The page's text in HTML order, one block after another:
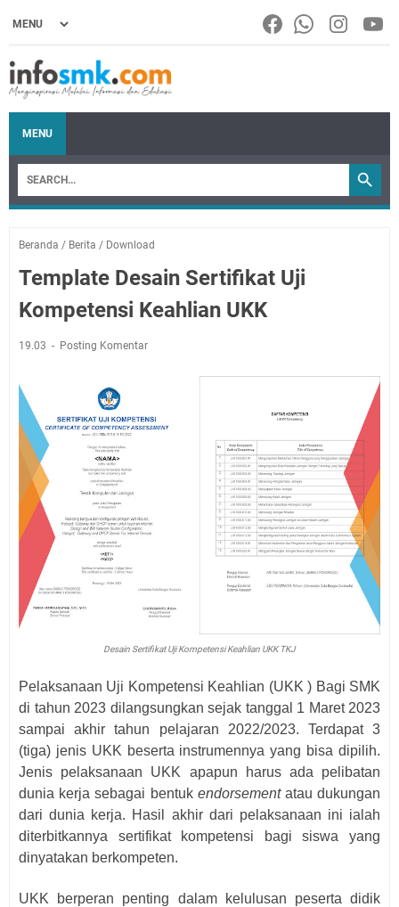
MENU
Beranda / Berita / Download
Template Desain Sertifikat Uji
Kompetensi Keahlian UKK
19.03 Posting Komentar
Desain Sertifikat Uji Kompetensi Keahlian UKK TKJ
Pelaksanaan Uji Kompetensi Keahlian (UKK ) Bagi SMK
di tahun 2023 dilangsungkan sejak tanggal 1 Maret 2023
sampai akhir tahun pelajaran 2022/2023. Terdapat 3
(tiga) jenis UKK beserta instrumennya yang bisa dipilih.
Jenis pelaksanaan UKK apapun harus ada pelibatan
dunia kerja sebagai bentuk endorsement atau dukungan
dari dunia kerja. Hasil akhir dari pelaksanaan ini ialah
diterbitkannya sertifikat kompetensi bagi siswa yang
dinyatakan berkompeten.
UKK berperan penting dalam kelulusan peserta didik